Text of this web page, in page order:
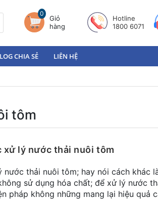
0
Giỏ
hàng
Hotline
1800 6071
CHIA SẺ LIÊN HỆ
tôm
xử lý nước thải nuôi tôm
nước thải nuôi tôm; hay nói cách khác
sử dụng hóa chất; để xử lý nước
pháp không những mang lại hiệu quả